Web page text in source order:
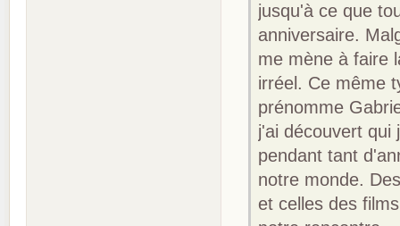
jusqu'à ce que
anniversaire.
me mène à faire
irréel. Ce même
prénomme
j'ai découvert qui
pendant tant
notre monde.
et celles des